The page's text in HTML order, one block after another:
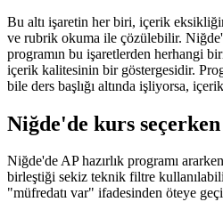
Bu altı işaretin her biri, içerik
ve rubrik okuma ile çözülebilir.
programın bu işaretlerden herhangi
içerik kalitesinin bir göstergesidir.
bile ders başlığı altında işliyorsa,
Niğde'de kurs
Niğde'de AP hazırlık programı
birleştiği sekiz teknik filtre
"müfredatı var" ifadesinden öteye